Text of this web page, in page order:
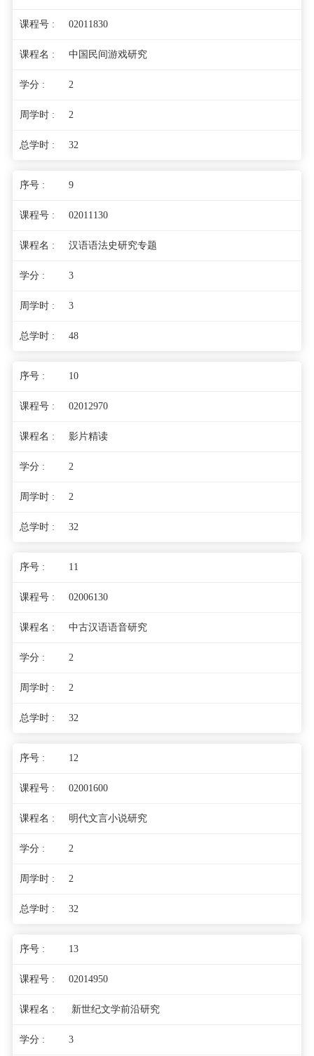
02011830
中国民间游戏研究
2
2
32
9
02011130
汉语语法史研究专题
3
3
48
10
02012970
影片精读
2
2
32
11
02006130
中古汉语语音研究
2
2
32
12
02001600
明代文言小说研究
2
2
32
13
02014950
新世纪文学前沿研究
3